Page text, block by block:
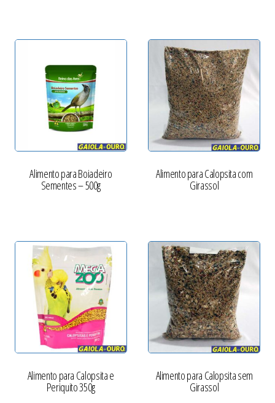
Alimento para Boiadeiro
Sementes – 500g
Alimento para Calopsita com
Girassol
Alimento para Calopsita e
Periquito 350g
Alimento para Calopsita sem
Girassol